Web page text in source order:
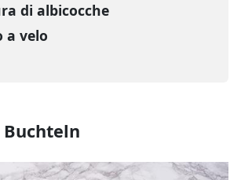
di albicocche
a velo
Buchteln